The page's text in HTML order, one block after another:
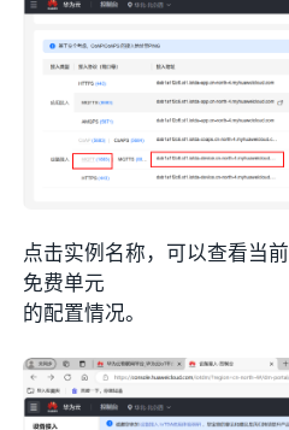
点击实例名称，可以查看当前
免费单元
的配置情况。